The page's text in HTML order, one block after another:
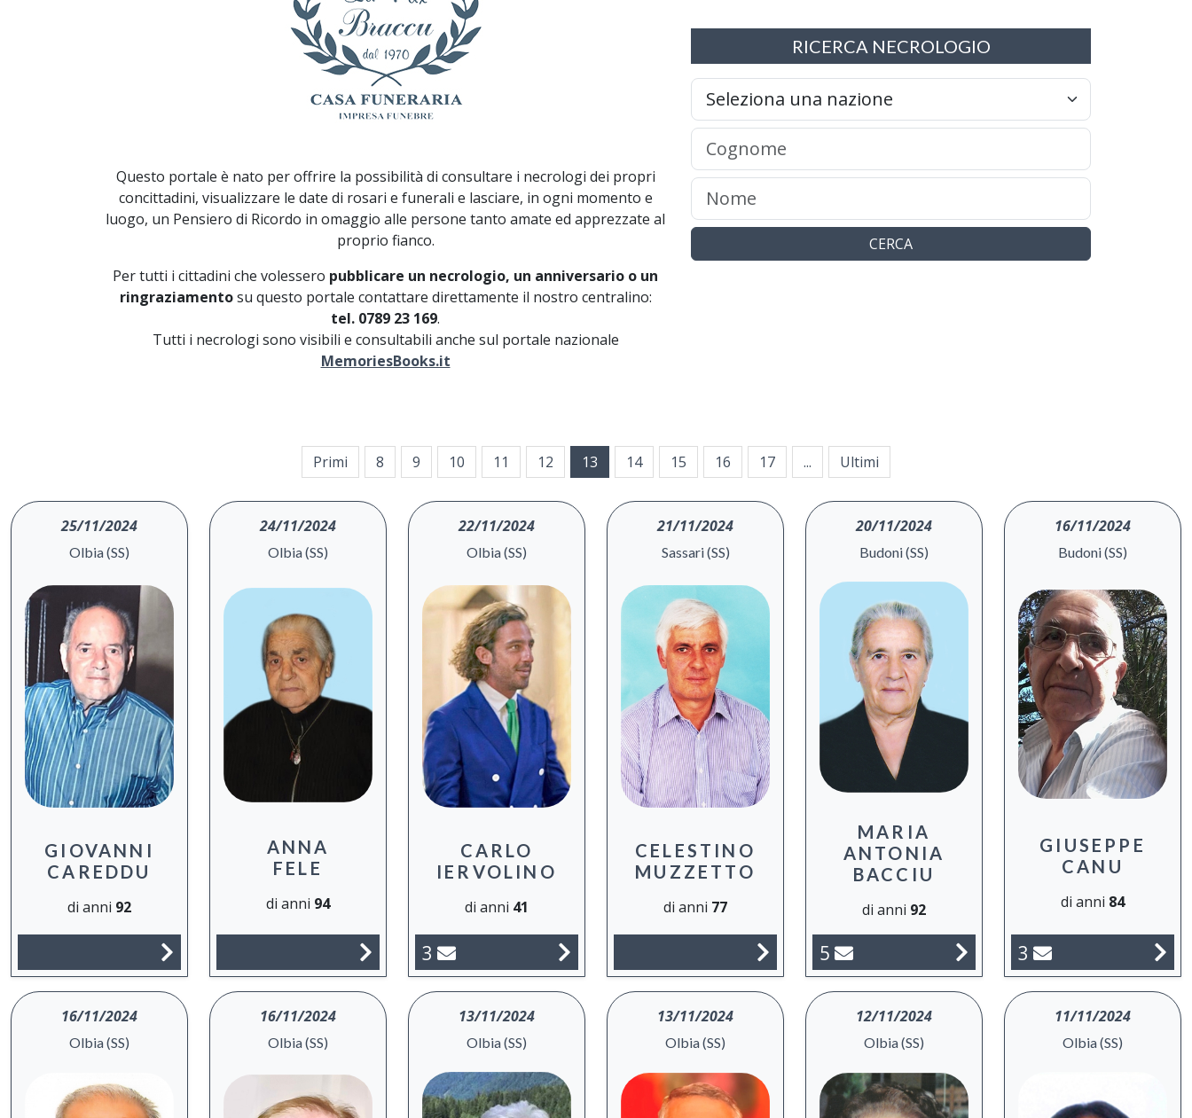
Questo portale è nato per offrire la possibilità di consultare i necrologi dei propri
concittadini, visualizzare le date di rosari e funerali e lasciare, in ogni momento e
luogo, un Pensiero di Ricordo in omaggio alle persone tanto amate ed apprezzate al
proprio fianco.
Per tutti i cittadini che volessero pubblicare un necrologio, un anniversario o un
ringraziamentosu questo portale contattare direttamente il nostro centralino:
tel. 0789 23 169.
Tutti i necrologi sono visibili e consultabili anche sul portale nazionale
MemoriesBooks.it
RICERCA NECROLOGIO
CERCA
Primi 8 9 10 11 12 13 14 15 16 17 ... Ultimi
25/11/2024
Olbia (SS)
GIOVANNI
CAREDDU
di anni 92
24/11/2024
Olbia (SS)
ANNA
FELE
di anni 94
22/11/2024
Olbia (SS)
CARLO
IERVOLINO
di anni 41
3
21/11/2024
Sassari (SS)
CELESTINO
MUZZETTO
di anni 77
20/11/2024
Budoni (SS)
MARIA
ANTONIA
BACCIU
di anni 92
5
16/11/2024
Budoni (SS)
GIUSEPPE
CANU
di anni 84
3
16/11/2024
Olbia (SS)
16/11/2024
Olbia (SS)
13/11/2024
Olbia (SS)
13/11/2024
Olbia (SS)
12/11/2024
Olbia (SS)
11/11/2024
Olbia (SS)